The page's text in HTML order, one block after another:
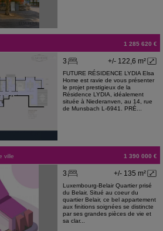
1 285 620 €
+/- 122,6 m²
3
FUTURE RÉSIDENCE LYDIA Elsa
Home est ravie de vous présenter
le projet prestigieux de la
Résidence LYDIA, idéalement
située à Niederanven, au 14, rue
de Munsbach L-6941. PRÉ...
ville 1 390 000 €
+/- 135 m²
3
Luxembourg-Belair Quartier prisé
du Belair, Situé au coeur du
quartier Belair, ce bel appartement
aux finitions soignées se distincte
par ses grandes pièces de vie et
sa clar...